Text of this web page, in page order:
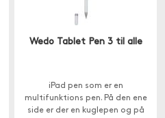
Wedo Tablet Pen 3 til alle
iPad pen som er en
multifunktions pen. På den ene
side er der en kuglepen og på